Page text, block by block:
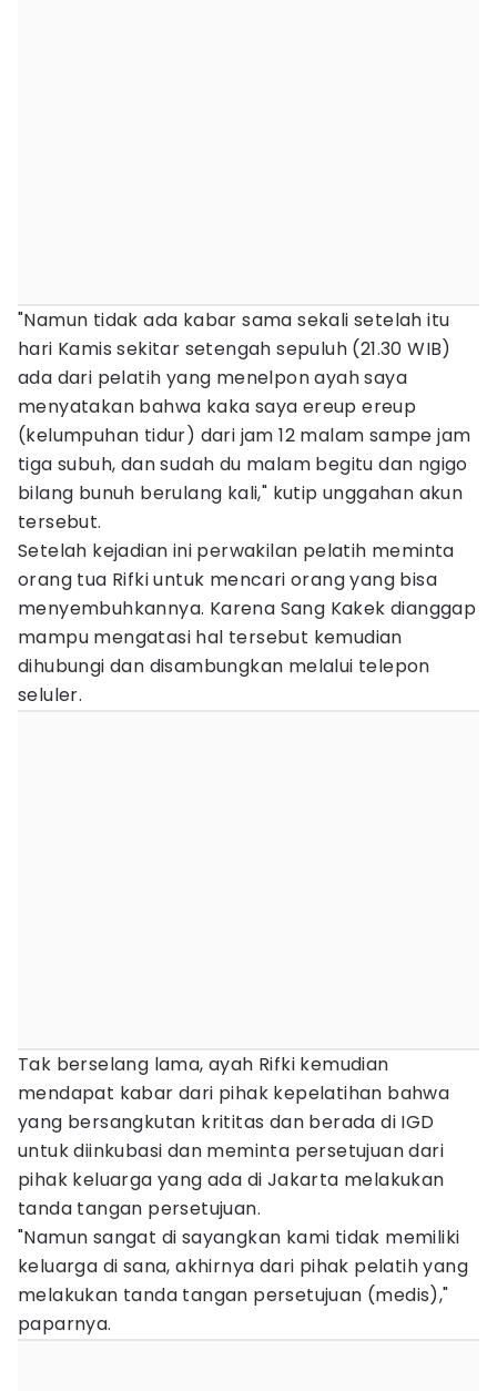
"Namun tidak ada kabar sama sekali setelah itu
hari Kamis sekitar setengah sepuluh (21.30 WIB)
ada dari pelatih yang menelpon ayah saya
menyatakan bahwa kaka saya ereup ereup
(kelumpuhan tidur) dari jam 12 malam sampe jam
tiga subuh, dan sudah du malam begitu dan ngigo
bilang bunuh berulang kali," kutip unggahan akun
tersebut.
Setelah kejadian ini perwakilan pelatih meminta
orang tua Rifki untuk mencari orang yang bisa
menyembuhkannya. Karena Sang Kakek dianggap
mampu mengatasi hal tersebut kemudian
dihubungi dan disambungkan melalui telepon
seluler.
Tak berselang lama, ayah Rifki kemudian
mendapat kabar dari pihak kepelatihan bahwa
yang bersangkutan krititas dan berada di IGD
untuk diinkubasi dan meminta persetujuan dari
pihak keluarga yang ada di Jakarta melakukan
tanda tangan persetujuan.
"Namun sangat di sayangkan kami tidak memiliki
keluarga di sana, akhirnya dari pihak pelatih yang
melakukan tanda tangan persetujuan (medis),"
paparnya.